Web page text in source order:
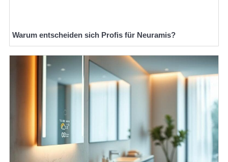
Warum entscheiden sich Profis für Neuramis?